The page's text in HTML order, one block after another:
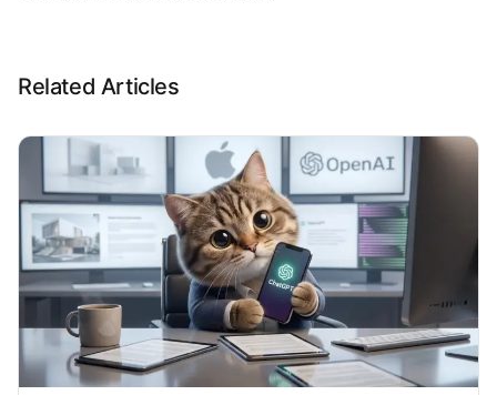
Related Articles